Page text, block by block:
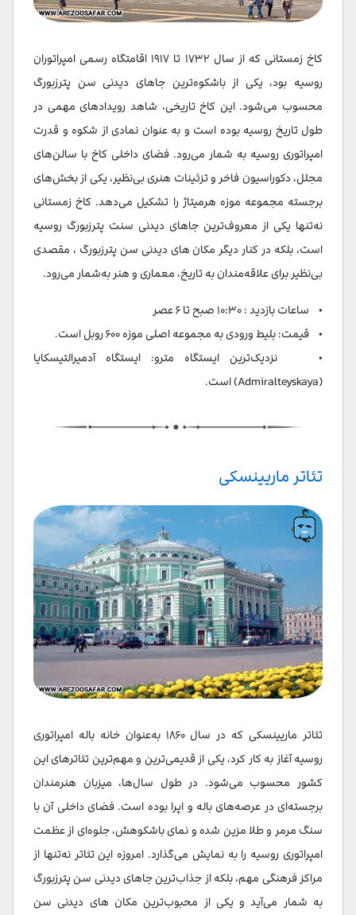
کاخ زمستانی که از سال ۱۷۳۲ تا ۱۹۱۷ اقامتگاه رسمی امپراتوران
روسیه بود، یکی از باشکوه‌ترین جاهای دیدنی سن پترزبورگ
محسوب می‌شود. این کاخ تاریخی، شاهد رویدادهای مهمی در
طول تاریخ روسیه بوده است و به عنوان نمادی از شکوه و قدرت
امپراتوری روسیه به شمار می‌رود. فضای داخلی کاخ با سالن‌های
مجلل، دکوراسیون فاخر و تزئینات هنری بی‌نظیر، یکی از بخش‌های
برجسته مجموعه موزه هرمیتاژ را تشکیل می‌دهد. کاخ زمستانی
نه‌تنها یکی از معروف‌ترین جاهای دیدنی سنت پترزبورگ روسیه
است، بلکه در کنار دیگر مکان های دیدنی سن پترزبورگ ، مقصدی
بی‌نظیر برای علاقه‌مندان به تاریخ، معماری و هنر به‌شمار می‌رود.
• ساعات بازدید : ۱۰:۳۰ صبح تا ۶ عصر
• قیمت: بلیط ورودی به مجموعه اصلی موزه ۶۰۰ روبل است.
• نزدیک‌ترین ایستگاه مترو: ایستگاه آدمیرالتیسکایا
(Admiralteyskaya) است.
تئاتر ماریینسکی
تئاتر ماریینسکی که در سال ۱۸۶۰ به‌عنوان خانه باله امپراتوری
روسیه آغاز به کار کرد، یکی از قدیمی‌ترین و مهم‌ترین تئاترهای این
کشور محسوب می‌شود. در طول سال‌ها، میزبان هنرمندان
برجسته‌ای در عرصه‌های باله و اپرا بوده است. فضای داخلی آن با
سنگ مرمر و طلا مزین شده و نمای باشکوهش، جلوه‌ای از عظمت
امپراتوری روسیه را به نمایش می‌گذارد. امروزه این تئاتر نه‌تنها از
مراکز فرهنگی مهم، بلکه از جذاب‌ترین جاهای دیدنی سن پترزبورگ
به شمار می‌آید و یکی از محبوب‌ترین مکان های دیدنی سن